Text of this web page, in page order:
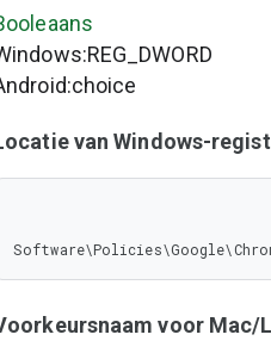
van Windows-
voor Mac/